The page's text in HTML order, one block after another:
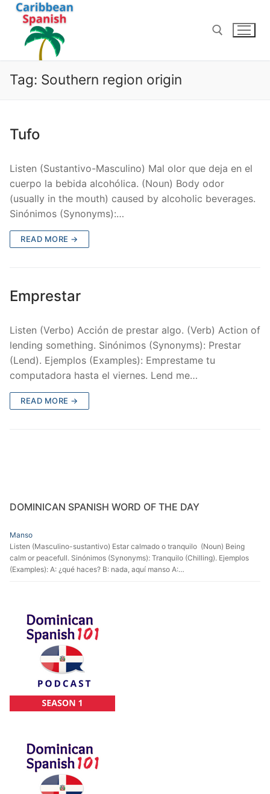
Skip
content
Tag: Southern region origin
Tufo
Listen (Sustantivo-Masculino) Mal olor que deja en el
cuerpo la bebida alcohólica. (Noun) Body odor
(usually in the mouth) caused by alcoholic beverages.
Sinónimos (Synonyms):…
READ MORE →
Emprestar
Listen (Verbo) Acción de prestar algo. (Verb) Action of
lending something. Sinónimos (Synonyms): Prestar
(Lend). Ejemplos (Examples): Emprestame tu
computadora hasta el viernes. Lend me…
READ MORE →
DOMINICAN SPANISH WORD OF THE DAY
Manso
Listen (Masculino-sustantivo) Estar calmado o tranquilo (Noun) Being
calm or peacefull. Sinónimos (Synonyms): Tranquilo (Chilling). Ejemplos
(Examples): A: ¿qué haces? B: nada, aquí manso A:…